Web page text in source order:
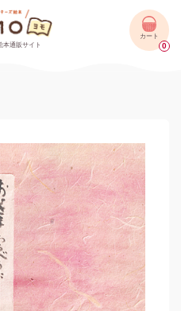
本通販サイト
カート
0